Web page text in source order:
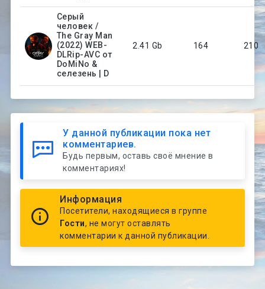
Серый
человек /
The Gray Man
(2022) WEB-
DLRip-AVC от
DoMiNo &
селезень | D
2.41 Gb 164 210
У данной публикации пока нет
комментариев.
Будь первым, оставь своё мнение в
комментариях!
Информация
Посетители, находящиеся в группе
Гости, не могут оставлять
комментарии к данной публикации.